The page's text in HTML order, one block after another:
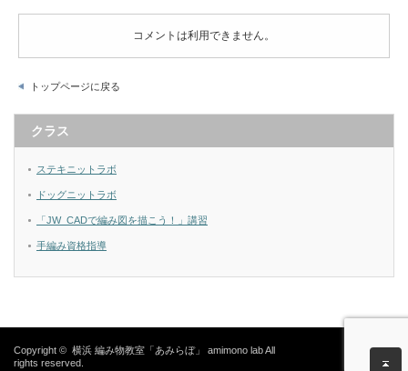
コメントは利用できません。
トップページに戻る
クラス
ステキニットラボ
ドッグニットラボ
「JW_CADで編み図を描こう！」講習
手編み資格指導
Copyright © 横浜 編み物教室「あみらぼ」 amimono labAll
rights reserved.